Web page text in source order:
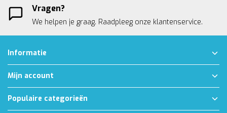
Vragen?
We helpen je graag. Raadpleeg onze klantenservice.
Informatie
Mijn account
Populaire categorieën